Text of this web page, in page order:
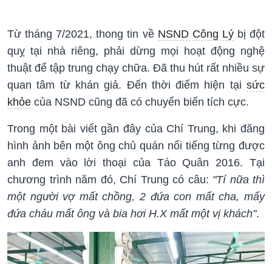
Từ tháng 7/2021, thong tin về NSND Công Lýbị đột
quỵ tại nhà riêng, phải dừng mọi hoạt động nghệ
thuật để tập trung chạy chữa. Đã thu hút rất nhiều sự
quan tâm từ khán giả. Đến thời điểm hiện tại sức
khỏe của NSND cũng đã có chuyển biến tích cực.
Trong một bài viết gần đây của Chí Trung, khi đăng
hình ảnh bên một ông chủ quán nổi tiếng từng được
anh đem vào lời thoại của Táo Quân 2016. Tại
chương trình năm đó, Chí Trung có câu: "Tí nữa thì
một người vợ mất chồng, 2 đứa con mất cha, mấy
đứa cháu mất ông và bia hơi H.X mất một vị khách".